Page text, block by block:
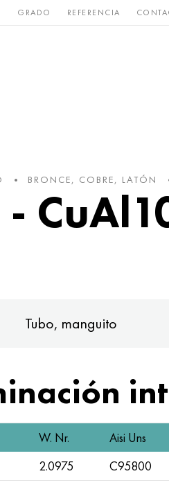
GRADO REFERENCIA
Raro y
BRONCE, COBRE, LATÓN
Tubo, manguito
W. Nr. Aisi Uns
2.0975
C95800